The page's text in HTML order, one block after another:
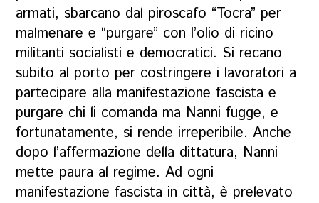
armati, sbarcano dal piroscafo “Tocra” per
malmenare e “purgare” con l’olio di ricino
militanti socialisti e democratici. Si recano
subito al porto per costringere i lavoratori a
partecipare alla manifestazione fascista e
purgare chi li comanda ma Nanni fugge, e
fortunatamente, si rende irreperibile. Anche
dopo l’affermazione della dittatura, Nanni
mette paura al regime. Ad ogni
manifestazione fascista in città, è prelevato